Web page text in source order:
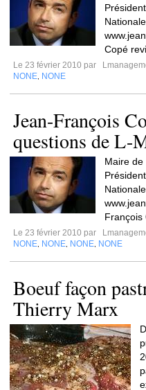
Copé
Le 23 février 2010 par
NONE NONE
Jean-François
questions de L-
Maire
François
Le 23 février 2010 par
NONE NONE NONE NONE
Boeuf façon
Thierry Marx